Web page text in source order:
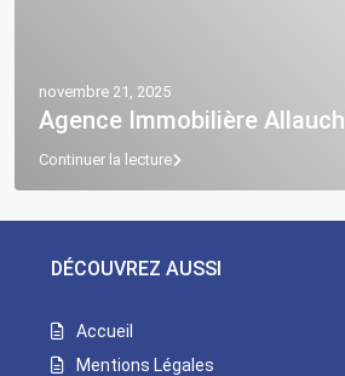
novembre 21, 2025
Agence Immobilière Allauch
Continuer la lecture
DÉCOUVREZ AUSSI
Accueil
Mentions Légales